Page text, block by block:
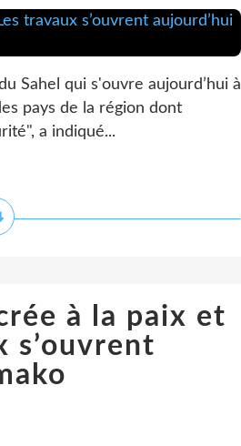
Sahel qui s'ouvre aujourd’hui à
pays de la région dont
a indiqué...
à la paix et
s’ouvrent